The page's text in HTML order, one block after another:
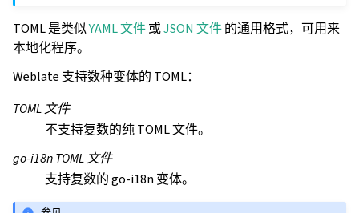
TOML 是类似YAML 文件或JSON 文件的通用格式，可用来
本地化程序。
Weblate 支持数种变体的 TOML：
TOML 文件
不支持复数的纯 TOML 文件。
go-i18n TOML 文件
支持复数的 go-i18n 变体。